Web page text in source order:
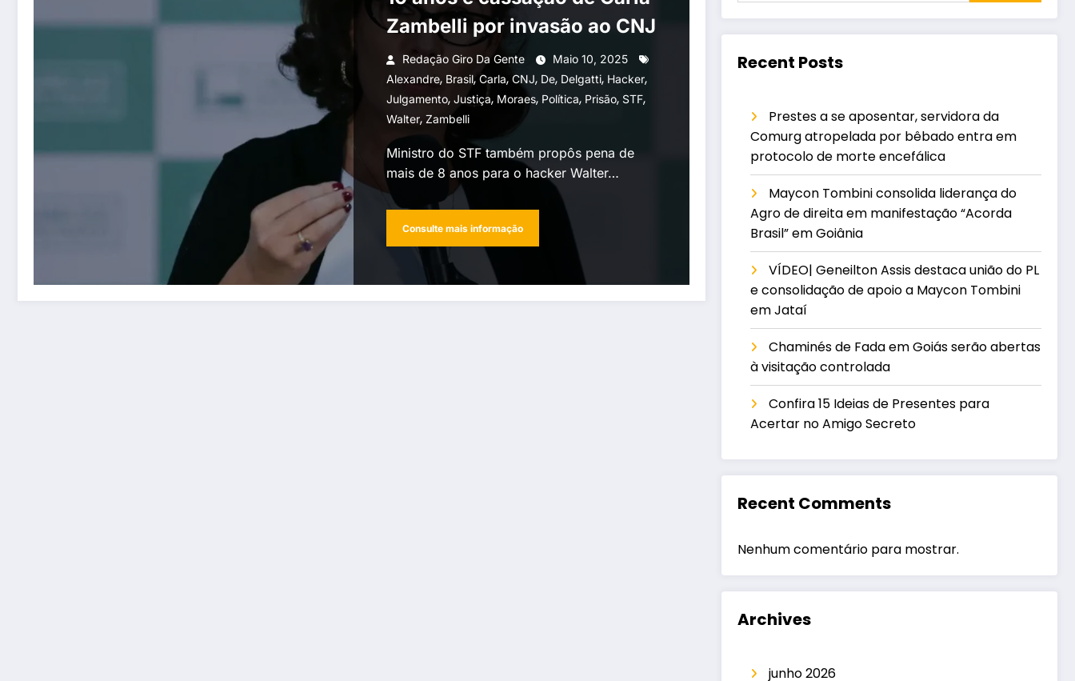
Zambelli por invasão ao CNJ
Redação Giro Da Gente
Maio 10, 2025
Alexandre, Brasil, Carla, CNJ, De, Delgatti, Hacker,
Julgamento, Justiça, Moraes, Política, Prisão, STF,
Walter, Zambelli
Ministro do STF também propôs pena de
mais de 8 anos para o hacker Walter…
Consulte mais informação
Recent Posts
Prestes a se aposentar, servidora da
Comurg atropelada por bêbado entra em
protocolo de morte encefálica
Maycon Tombini consolida liderança do
Agro de direita em manifestação “Acorda
Brasil” em Goiânia
VÍDEO| Geneilton Assis destaca união do PL
e consolidação de apoio a Maycon Tombini
em Jataí
Chaminés de Fada em Goiás serão abertas
à visitação controlada
Confira 15 Ideias de Presentes para
Acertar no Amigo Secreto
Recent Comments
Nenhum comentário para mostrar.
Archives
junho 2026